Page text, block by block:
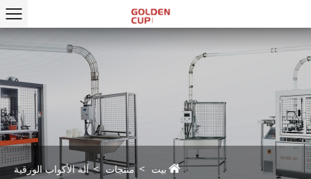
بيت منتجات
آلة الأكواب الورقية